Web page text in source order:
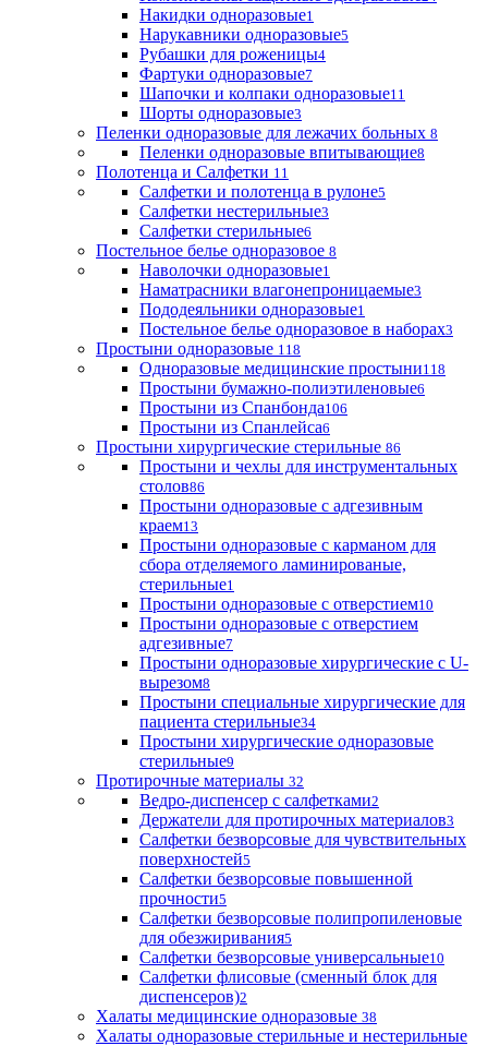
Накидки одноразовые1
Нарукавники одноразовые5
Рубашки для роженицы4
Фартуки одноразовые7
Шапочки и колпаки одноразовые11
Шорты одноразовые3
Пеленки одноразовые для лежачих больных 8
Пеленки одноразовые впитывающие8
Полотенца и Салфетки 11
Салфетки и полотенца в рулоне5
Салфетки нестерильные3
Салфетки стерильные6
Постельное белье одноразовое 8
Наволочки одноразовые1
Наматрасники влагонепроницаемые3
Пододеяльники одноразовые1
Постельное белье одноразовое в наборах3
Простыни одноразовые 118
Одноразовые медицинские простыни118
Простыни бумажно-полиэтиленовые6
Простыни из Спанбонда106
Простыни из Спанлейса6
Простыни хирургические стерильные 86
Простыни и чехлы для инструментальных
столов86
Простыни одноразовые с адгезивным
краем13
Простыни одноразовые с карманом для
сбора отделяемого ламинированые,
стерильные1
Простыни одноразовые с отверстием10
Простыни одноразовые с отверстием
адгезивные7
Простыни одноразовые хирургические с U-
вырезом8
Простыни специальные хирургические для
пациента стерильные34
Простыни хирургические одноразовые
стерильные9
Протирочные материалы 32
Ведро-диспенсер с салфетками2
Держатели для протирочных материалов3
Салфетки безворсовые для чувствительных
поверхностей5
Салфетки безворсовые повышенной
прочности5
Салфетки безворсовые полипропиленовые
для обезжиривания5
Салфетки безворсовые универсальные10
Салфетки флисовые (сменный блок для
диспенсеров)2
Халаты медицинские одноразовые 38
Халаты одноразовые стерильные и нестерильные